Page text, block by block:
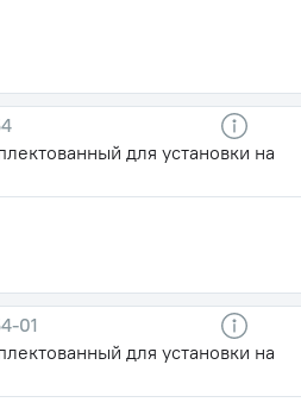
для установки на
01
для установки на